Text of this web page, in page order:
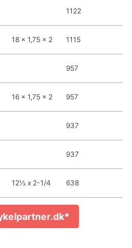
1122
18 x 1,75 x 2 1115
957
16 x 1,75 x 2 957
937
937
12½ x 2-1/4 638